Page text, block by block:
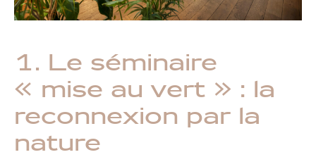
1. Le séminaire
« mise au vert » : la
reconnexion par la
nature